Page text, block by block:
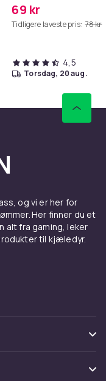
69 kr
Tidligere laveste pris: 78 kr
4,5
torsdag, 20 aug.
og vi er her for
Her finner du et
alt fra gaming, leker
til kjæledyr.